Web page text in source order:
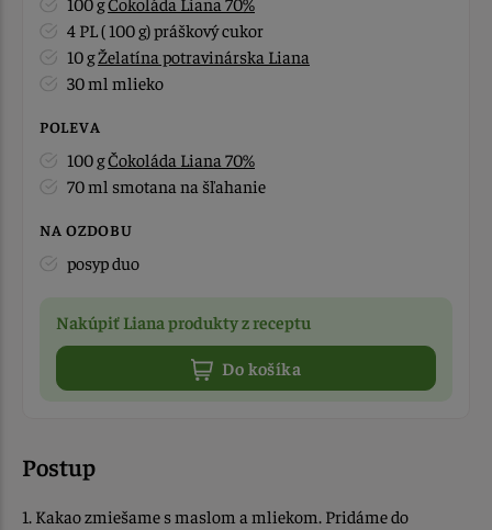
4 PL ( 100 g) práškový cukor
10 gŽelatína potravinárska Liana
30 ml mlieko
POLEVA
100 gČokoláda Liana 70%
70 ml smotana na šľahanie
NA OZDOBU
posyp duo
Nakúpiť Liana produkty z receptu
Do košíka
Postup
1. Kakao zmiešame s maslom a mliekom. Pridáme do